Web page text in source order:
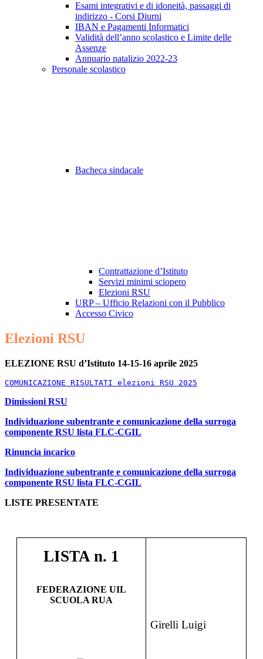
Esami integrativi e di idoneità, passaggi di
indirizzo - Corsi Diurni
IBAN e Pagamenti Informatici
Validità dell’anno scolastico e Limite delle
Assenze
Annuario natalizio 2022-23
Personale scolastico
Bacheca sindacale
Contrattazione d’Istituto
Servizi minimi sciopero
Elezioni RSU
URP – Ufficio Relazioni con il Pubblico
Accesso Civico
Elezioni RSU
ELEZIONE RSU d’Istituto 14-15-16 aprile 2025
COMUNICAZIONE RISULTATI elezioni RSU 2025
Dimissioni RSU
Individuazione subentrante e comunicazione della surroga
componente RSU lista FLC-CGIL
Rinuncia incarico
Individuazione subentrante e comunicazione della surroga
componente RSU lista FLC-CGIL
LISTE PRESENTATE
LISTAn. 1
Girelli Luigi
FEDERAZIONE UIL
SCUOLA RUA